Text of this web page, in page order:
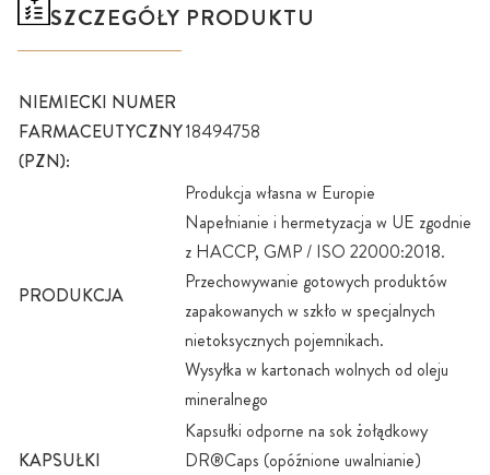
SZCZEGÓŁY PRODUKTU
NIEMIECKI NUMER
FARMACEUTYCZNY
(PZN):
18494758
PRODUKCJA
Produkcja własna w Europie
Napełnianie i hermetyzacja w UE zgodnie
z HACCP, GMP / ISO 22000:2018.
Przechowywanie gotowych produktów
zapakowanych w szkło w specjalnych
nietoksycznych pojemnikach.
Wysyłka w kartonach wolnych od oleju
mineralnego
KAPSUŁKI
Kapsułki odporne na sok żołądkowy
DR®Caps (opóźnione uwalnianie)